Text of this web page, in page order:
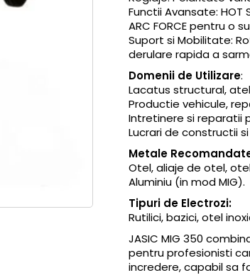
Functii Avansate: HOT
ARC FORCE pentru o
Suport si Mobilitate:
derulare rapida a
Domenii de Utilizare:
Lacatus structural,
Productie vehicule,
Intretinere si reparatii
Lucrari de constructii
Metale
Otel, aliaje de otel,
Aluminiu (in mod MIG).
Tipuri de Electrozi:
Rutilici, bazici, otel
JASIC MIG 350
pentru profesionisti
incredere, capabil sa